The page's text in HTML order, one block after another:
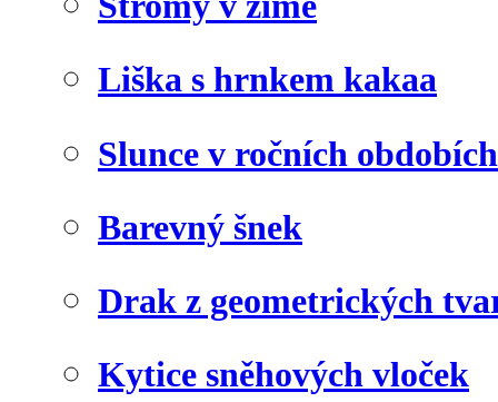
Liška s hrnkem kakaa
Slunce v ročních obdobích
Barevný šnek
Drak z geometrických
Kytice sněhových vloček